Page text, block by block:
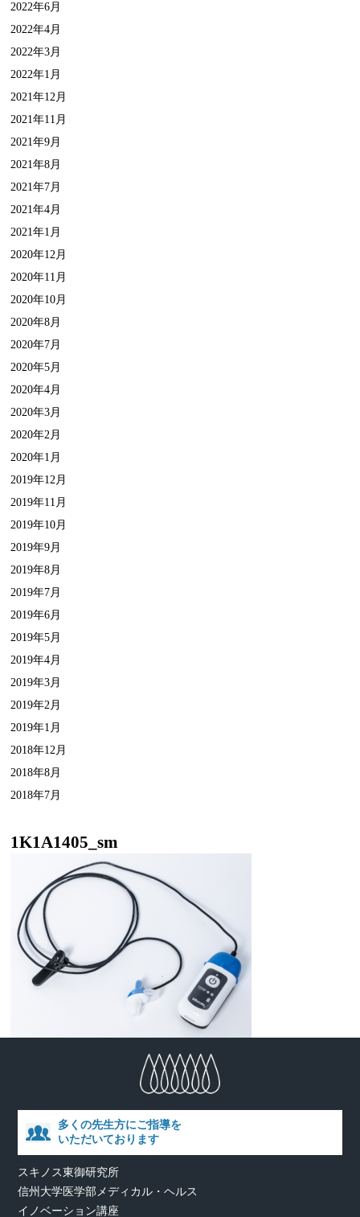
2022年6月
2022年4月
2022年3月
2022年1月
2021年12月
2021年11月
2021年9月
2021年8月
2021年7月
2021年4月
2021年1月
2020年12月
2020年11月
2020年10月
2020年8月
2020年7月
2020年5月
2020年4月
2020年3月
2020年2月
2020年1月
2019年12月
2019年11月
2019年10月
2019年9月
2019年8月
2019年7月
2019年6月
2019年5月
2019年4月
2019年3月
2019年2月
2019年1月
2018年12月
2018年8月
2018年7月
1K1A1405_sm
多くの先生方にご指導を
いただいております
スキノス東御研究所
信州大学医学部メディカル・ヘルス
イノベーション講座